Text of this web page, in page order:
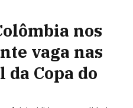
nos
vaga nas
Copa do